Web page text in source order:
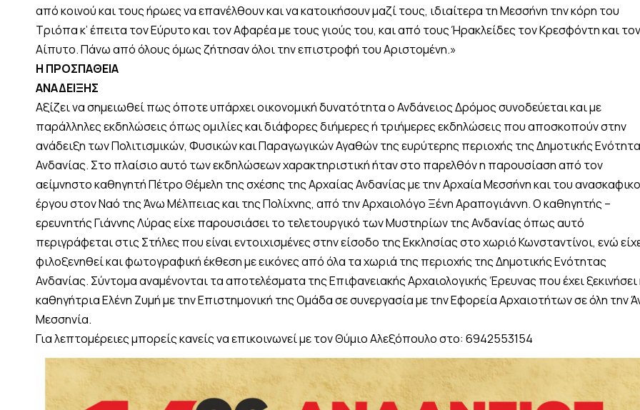
από κοινού και τους ήρωες να επανέλθουν και να κατοικήσουν μαζί τους, ιδιαίτερα τη Μεσσήνη την κόρη του
Τριόπα κ’ έπειτα τον Εύρυτο και τον Αφαρέα με τους γιούς του, και από τους Ήρακλείδες τον Κρεσφόντη και τον
Αίπυτο. Πάνω από όλους όμως ζήτησαν όλοι την επιστροφή του Αριστομένη.»
Η ΠΡΟΣΠΑΘΕΙΑ
ΑΝΑΔΕΙΞΗΣ
Αξίζει να σημειωθεί πως όποτε υπάρχει οικονομική δυνατότητα ο Ανδάνειος Δρόμος συνοδεύεται και με
παράλληλες εκδηλώσεις όπως ομιλίες και διάφορες διήμερες ή τριήμερες εκδηλώσεις που αποσκοπούν στην
ανάδειξη των Πολιτισμικών, Φυσικών και Παραγωγικών Αγαθών της ευρύτερης περιοχής της Δημοτικής
Ανδανίας. Στο πλαίσιο αυτό των εκδηλώσεων χαρακτηριστική ήταν στο παρελθόν η παρουσίαση από τον
αείμνηστο καθηγητή Πέτρο Θέμελη της σχέσης της Αρχαίας Ανδανίας με την Αρχαία Μεσσήνη και του
έργου στον Ναό της Άνω Μέλπειας και της Πολίχνης, από την Αρχαιολόγο Ξένη Αραπογιάννη. Ο καθηγητής –
ερευνητής Γιάννης Λύρας είχε παρουσιάσει το τελετουργικό των Μυστηρίων της Ανδανίας όπως αυτό
περιγράφεται στις Στήλες που είναι εντοιχισμένες στην είσοδο της Εκκλησίας στο χωριό Κωνσταντίνοι, ενώ
φιλοξενηθεί και φωτογραφική έκθεση με εικόνες από όλα τα χωριά της περιοχής της Δημοτικής Ενότητας
Ανδανίας. Σύντομα αναμένονται τα αποτελέσματα της Επιφανειακής Αρχαιολογικής Έρευνας που έχει ξεκινήσει
καθηγήτρια Ελένη Ζυμή με την Επιστημονική της Ομάδα σε συνεργασία με την Εφορεία Αρχαιοτήτων σε όλη την
Μεσσηνία.
Για λεπτομέρειες μπορείς κανείς να επικοινωνεί με τον Θύμιο Αλεξόπουλο στο: 6942553154